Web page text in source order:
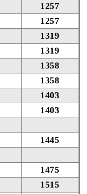
1257
1257
1319
1319
1358
1358
1403
1403
1445
1475
1515